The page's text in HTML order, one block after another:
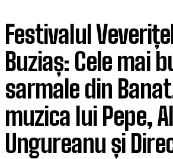
Festivalul
Buziaș: Cele mai
sarmale din
muzica lui Pepe,
Ungureanu și